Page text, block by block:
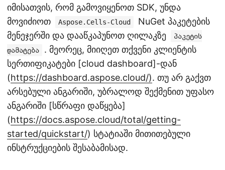
იმისათვის, რომ გამოვიყენოთ SDK, უნდა
მოვიძიოთ
Aspose.Cells-Cloud
NuGet პაკეტების
მენეჯერში და დააწკაპუნოთ ღილაკზე
პაკეტის
დამატება
. მეორეც, მიიღეთ თქვენი კლიენტის
სერთიფიკატები [cloud dashboard]-დან
(https://dashboard.aspose.cloud/). თუ არ გაქვთ
არსებული ანგარიში, უბრალოდ შექმენით უფასო
ანგარიში [სწრაფი დაწყება]
(https://docs.aspose.cloud/total/getting-
started/quickstart/) სტატიაში მითითებული
ინსტრუქციების შესაბამისად.